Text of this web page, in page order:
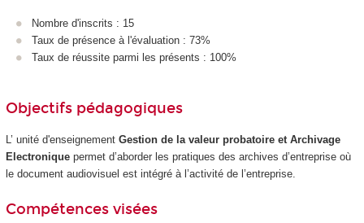
Nombre d'inscrits : 15
Taux de présence à l'évaluation : 73%
Taux de réussite parmi les présents : 100%
Objectifs pédagogiques
L’ unité d'enseignement Gestion de la valeur probatoire et Archivage
Electroniquepermet d’aborder les pratiques des archives d’entreprise où
le document audiovisuel est intégré à l’activité de l’entreprise.
Compétences visées